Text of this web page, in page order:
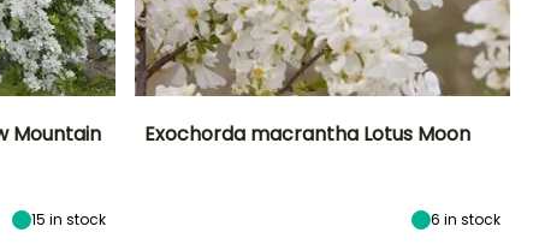
Mezz'ombra
Mountain
15 in stock
Mezz'ombra
Exochorda macrantha Lotus Moon
6 in stock